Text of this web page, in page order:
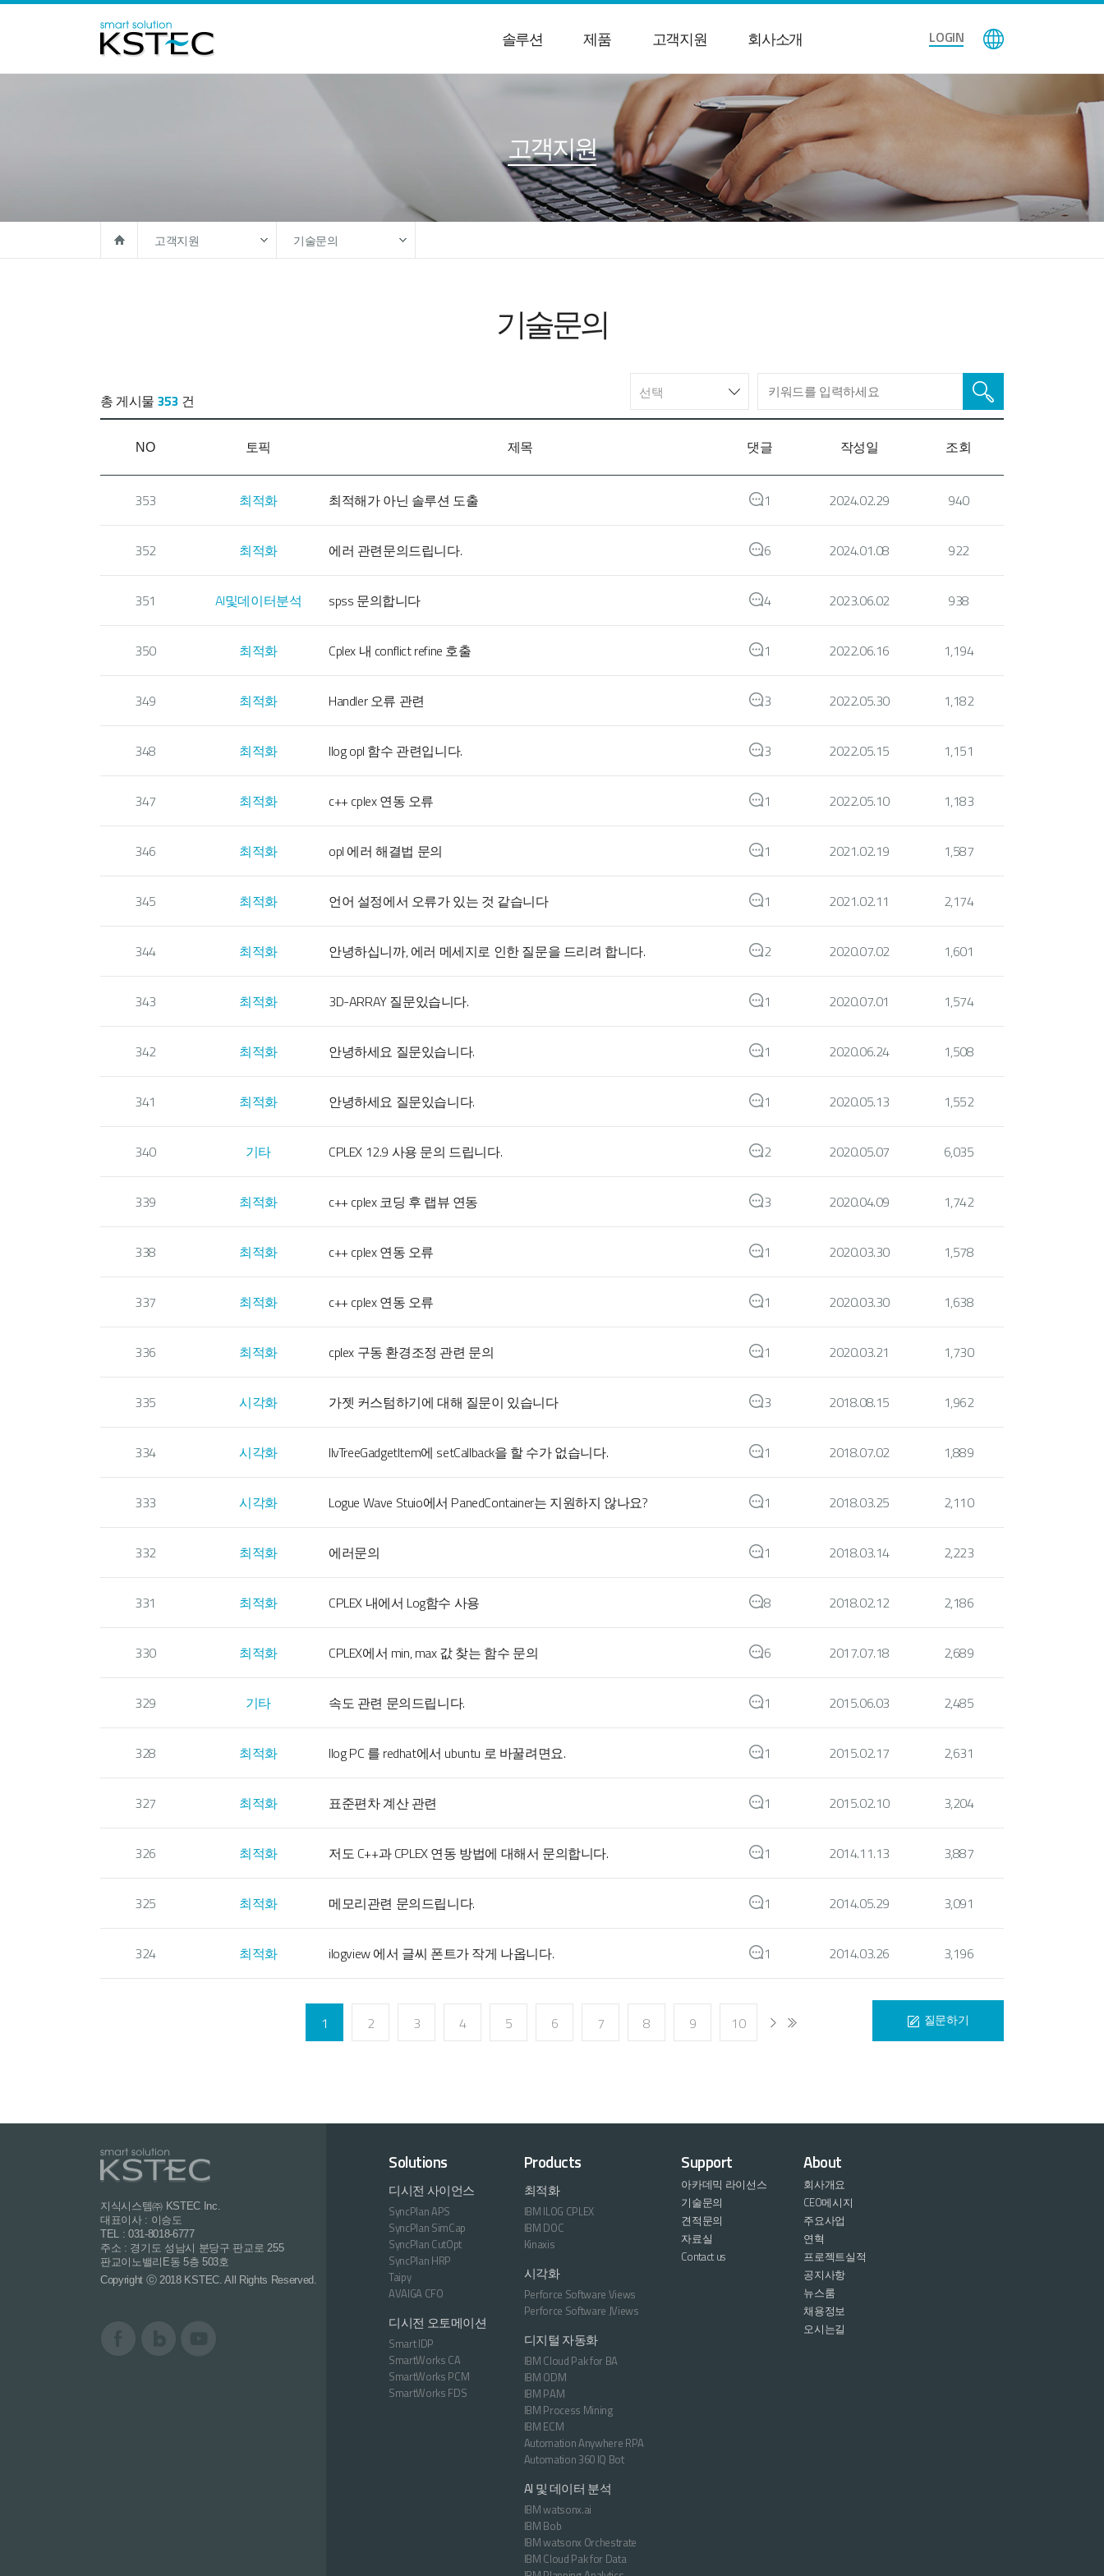
솔루션 제품 고객지원 회사소개 LOGIN
고객지원
고객지원
기술문의
기술문의
총 게시물 353 건 선택
NO 토픽 제목 댓글 작성일 조회
353 최적화 최적해가 아닌 솔루션 도출 1 2024.02.29 940
352 최적화 에러 관련문의드립니다. 6 2024.01.08 922
351 AI및데이터분석 spss 문의합니다 4 2023.06.02 938
350 최적화 Cplex 내 conflict refine 호출 1 2022.06.16 1,194
349 최적화 Handler 오류 관련 3 2022.05.30 1,182
348 최적화 Ilog opl 함수 관련입니다. 3 2022.05.15 1,151
347 최적화 c++ cplex 연동 오류 1 2022.05.10 1,183
346 최적화 opl 에러 해결법 문의 1 2021.02.19 1,587
345 최적화 언어 설정에서 오류가 있는 것 같습니다 1 2021.02.11 2,174
344 최적화 안녕하십니까, 에러 메세지로 인한 질문을 드리려 합니다. 2 2020.07.02 1,601
343 최적화 3D-ARRAY 질문있습니다. 1 2020.07.01 1,574
342 최적화 안녕하세요 질문있습니다. 1 2020.06.24 1,508
341 최적화 안녕하세요 질문있습니다. 1 2020.05.13 1,552
340 기타 CPLEX 12.9 사용 문의 드립니다. 2 2020.05.07 6,035
339 최적화 c++ cplex 코딩 후 랩뷰 연동 3 2020.04.09 1,742
338 최적화 c++ cplex 연동 오류 1 2020.03.30 1,578
337 최적화 c++ cplex 연동 오류 1 2020.03.30 1,638
336 최적화 cplex 구동 환경조정 관련 문의 1 2020.03.21 1,730
335 시각화 가젯 커스텀하기에 대해 질문이 있습니다 3 2018.08.15 1,962
334 시각화 IlvTreeGadgetItem에 setCallback을 할 수가 없습니다. 1 2018.07.02 1,889
333 시각화 Logue Wave Stuio에서 PanedContainer는 지원하지 않나요? 1 2018.03.25 2,110
332 최적화 에러문의 1 2018.03.14 2,223
331 최적화 CPLEX 내에서 Log함수 사용 8 2018.02.12 2,186
330 최적화 CPLEX에서 min, max 값 찾는 함수 문의 6 2017.07.18 2,689
329 기타 속도 관련 문의드립니다. 1 2015.06.03 2,485
328 최적화 Ilog PC 를 redhat에서 ubuntu 로 바꿀려면요. 1 2015.02.17 2,631
327 최적화 표준편차 계산 관련 1 2015.02.10 3,204
326 최적화 저도 C++과 CPLEX 연동 방법에 대해서 문의합니다. 1 2014.11.13 3,887
325 최적화 메모리관련 문의드립니다. 1 2014.05.29 3,091
324 최적화 ilogview 에서 글씨 폰트가 작게 나옵니다. 1 2014.03.26 3,196
질문하기
1 2 3 4 5 6 7 8 9 10
지식시스템㈜ KSTEC Inc.
대표이사 : 이승도
TEL : 031-8018-6777
주소 : 경기도 성남시 분당구 판교로 255
판교이노밸리E동 5층 503호
Copyright ⓒ 2018 KSTEC. All Rights Reserved.
Solutions
디시전 사이언스
SyncPlan APS
SyncPlan SimCap
SyncPlan CutOpt
SyncPlan HRP
Taipy
AVAIGA CFO
디시전 오토메이션
Smart IDP
SmartWorks CA
SmartWorks PCM
SmartWorks FDS
Products
최적화
IBM ILOG CPLEX
IBM DOC
Kinaxis
시각화
Perforce Software Views
Perforce Software JViews
디지털 자동화
IBM Cloud Pak for BA
IBM ODM
IBM PAM
IBM Process Mining
IBM ECM
Automation Anywhere RPA
Automation 360 IQ Bot
AI 및 데이터 분석
IBM watsonx.ai
IBM Bob
IBM watsonx Orchestrate
IBM Cloud Pak for Data
Support
아카데믹 라이선스
기술문의
견적문의
자료실
Contact us
About
회사개요
CEO메시지
주요사업
연혁
프로젝트실적
공지사항
뉴스룸
채용정보
오시는길